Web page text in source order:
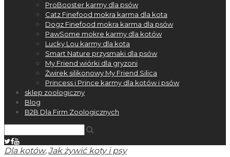
ProBooster karmy dla psów
Catz Finefood mokra karma dla kota
Dogz Finefood mokra karma dla psów
PawSome mokre karmy dla kotów
Lucky Lou karmy dla kota
Smart Nature przysmaki dla psów
My Friend wiórki dla gryzoni
Żwirek silikonowy My Friend Silica
Princess i Prince karmy dla kotów i psów
sklep zoologiczny
Blog
B2B Dla Firm Zoologicznych
Dla kotów,Jak żywić koty i psy